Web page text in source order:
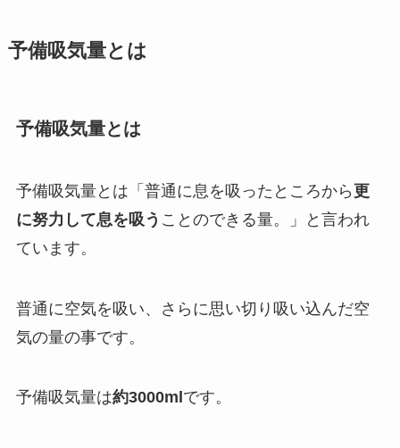
予備吸気量とは
予備吸気量とは
予備吸気量とは「普通に息を吸ったところから更
に努力して息を吸う ことのできる量。」と言われ
ています。
普通に空気を吸い、さらに思い切り吸い込んだ空
気の量の事です。
予備吸気量は約3000ml です。